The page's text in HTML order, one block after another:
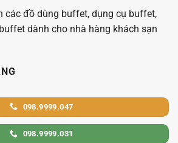
các đồ dùng buffet, dụng cụ buffet,
dành cho nhà hàng khách sạn
098.9999.047
098.9999.031